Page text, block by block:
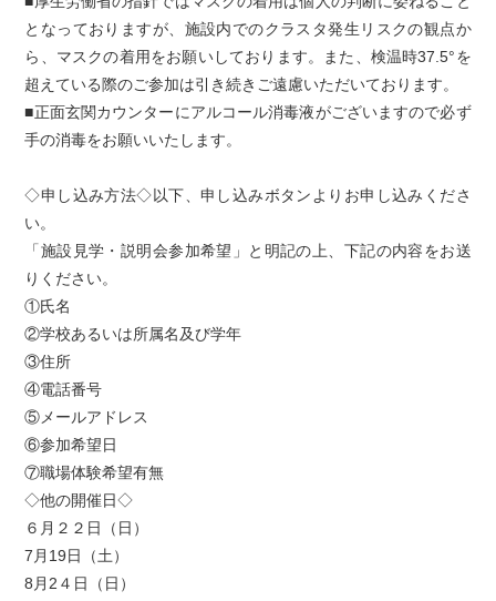
となっておりますが、施設内でのクラスタ発生リスクの観点か
ら、マスクの着用をお願いしております。また、検温時37.5°を
超えている際のご参加は引き続きご遠慮いただいております。
■正面玄関カウンターにアルコール消毒液がございますので必ず
手の消毒をお願いいたします。
◇申し込み方法◇以下、申し込みボタンよりお申し込みくださ
い。
「施設見学・説明会参加希望」と明記の上、下記の内容をお送
りください。
①氏名
②学校あるいは所属名及び学年
③住所
④電話番号
⑤メールアドレス
⑥参加希望日
⑦職場体験希望有無
◇他の開催日◇
６月２２日（日）
7月19日（土）
8月2４日（日）